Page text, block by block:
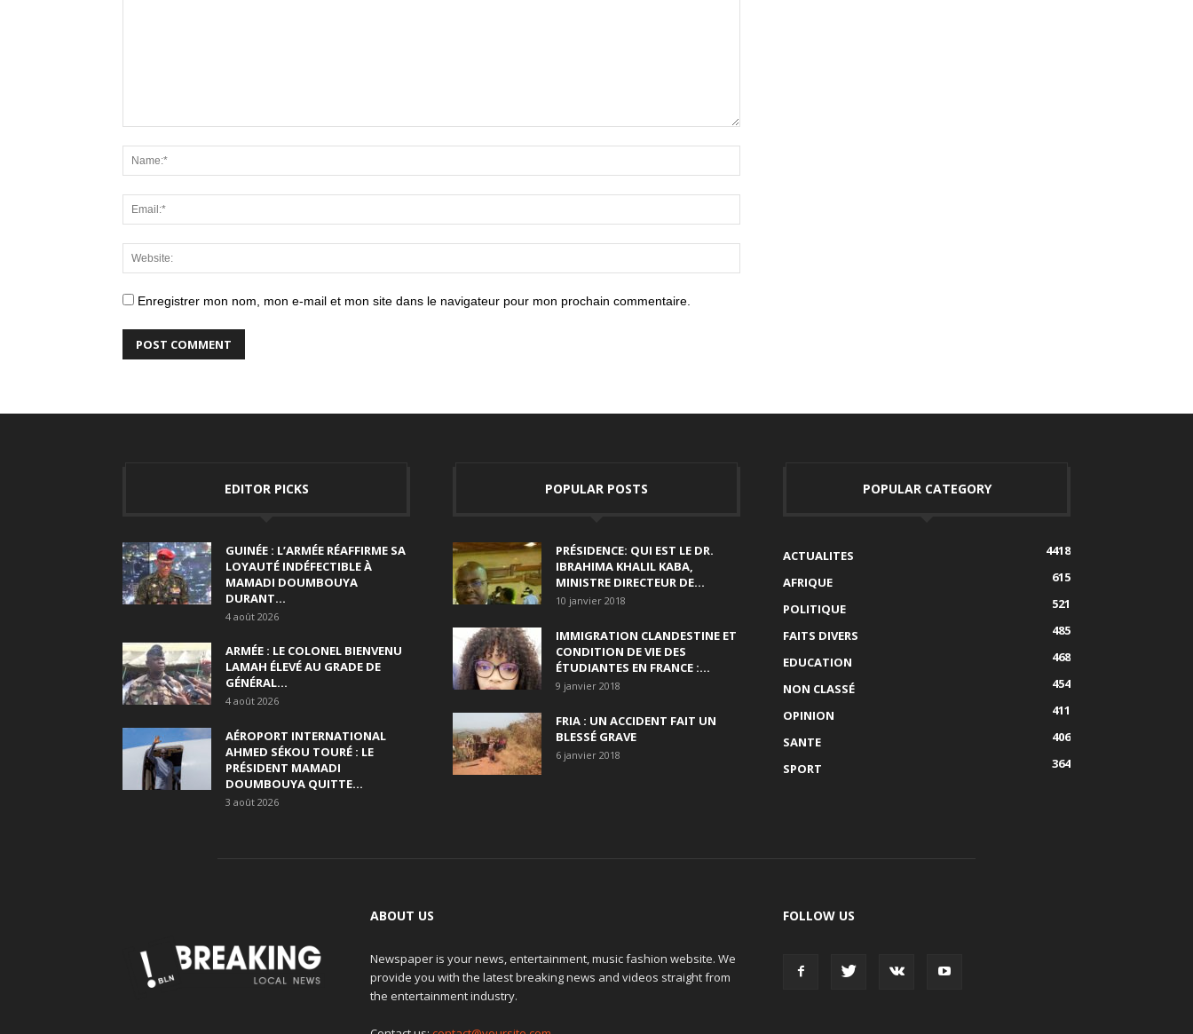
Enregistrer mon nom, mon e-mail et mon site dans le navigateur pour mon prochain commentaire.
EDITOR PICKS
GUINÉE : L’ARMÉE RÉAFFIRME SA
LOYAUTÉ INDÉFECTIBLE À
MAMADI DOUMBOUYA
DURANT...
4 août 2026
ARMÉE : LE COLONEL BIENVENU
LAMAH ÉLEVÉ AU GRADE DE
GÉNÉRAL...
4 août 2026
AÉROPORT INTERNATIONAL
AHMED SÉKOU TOURÉ : LE
PRÉSIDENT MAMADI
DOUMBOUYA QUITTE...
3 août 2026
POPULAR POSTS
PRÉSIDENCE: QUI EST LE DR.
IBRAHIMA KHALIL KABA,
MINISTRE DIRECTEUR DE...
10 janvier 2018
IMMIGRATION CLANDESTINE ET
CONDITION DE VIE DES
ÉTUDIANTES EN FRANCE :...
9 janvier 2018
FRIA : UN ACCIDENT FAIT UN
BLESSÉ GRAVE
6 janvier 2018
POPULAR CATEGORY
ACTUALITES
4418
AFRIQUE
615
POLITIQUE
521
FAITS DIVERS
485
EDUCATION
468
NON CLASSÉ
454
OPINION
411
SANTE
406
SPORT
364
ABOUT US
Newspaper is your news, entertainment, music fashion website. We
provide you with the latest breaking news and videos straight from
the entertainment industry.
FOLLOW US